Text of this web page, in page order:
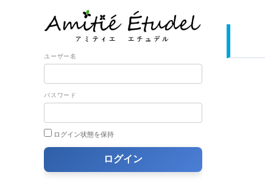
ユーザー名
パスワード
ログイン状態を保持